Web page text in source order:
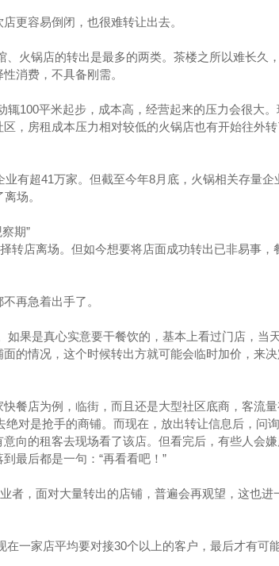
更容易倒闭，也很难转让出去。
火锅店的转出是最多的两类。茶楼之所以难长久
消费，不具备刚需。
辄100平米起步，成本高，经营起来的压力会很大。
，房租成本压力相对较低的火锅店也有开始往外转
有超41万家。但截至今年8月底，火锅相关存量企
场。
期”
转店离场。但如今想要将店面成功转出已非易事，
再急着出手了。
如果是真心实意要干餐饮的，基本上看过门店，当
的情况，这个时候转出方就可能会临时加价，来
餐店为例，临街，而且还是大型社区底商，客流
对是抢手的商铺。而现在，放出转让信息后，问
向的租客去现场看了该店。但看完后，有些人会
最后都是一句：“再看看吧！”
者，面对大量转出的店铺，普遍会再观望，这也进
一家店平均要对接30个以上的客户，最后才有可